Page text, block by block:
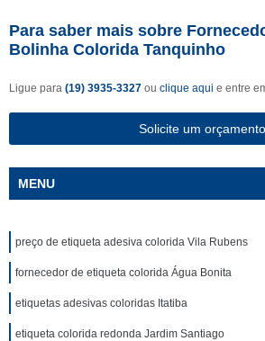
Para saber mais sobre
Bolinha Colorida Tanquinho
Ligue para (19) 3935-3327 ou clique aqui e entre
Solicite um orçamento
MENU
preço de etiqueta adesiva colorida Vila Rubens
fornecedor de etiqueta colorida Água Bonita
etiquetas adesivas coloridas Itatiba
etiqueta colorida redonda Jardim Santiago